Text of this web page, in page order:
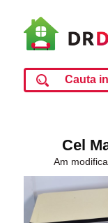
Cel
Am